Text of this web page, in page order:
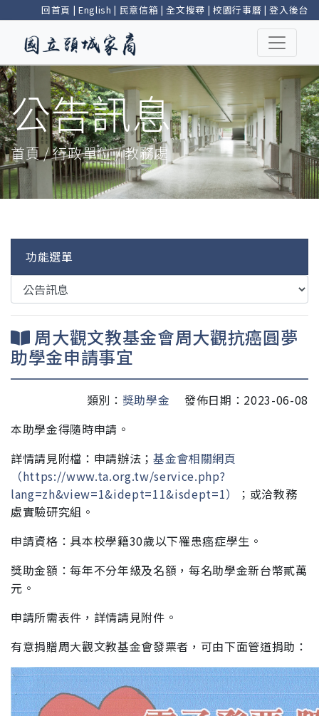
回首頁 | English | 民意信箱 |全文搜尋 | 校園行事曆 |登入後台
公告訊息
首頁 / 行政單位 / 教務處
功能選單
周大觀文教基金會周大觀抗癌圓夢
助學金申請事宜
類別： 獎助學金
發佈日期：2023-06-08
本助學金得隨時申請。
詳情請見附檔：申請辦法；基金會相關網頁
（https://www.ta.org.tw/service.php?
lang=zh&view=1&idept=11&isdept=1）
； 或洽教務
處實驗研究組。
申請資格：具本校學籍30歲以下罹患癌症學生 。
獎助金額：每年不分年級及名額，每名助學金新台幣貳萬
元。
申請所需表件，詳情請見附件。
有意捐贈周大觀文教基金會發票者，可由下面管道捐助：